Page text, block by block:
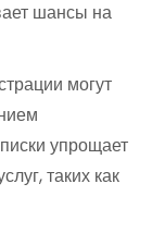
шансы на
могут
упрощает
таких как